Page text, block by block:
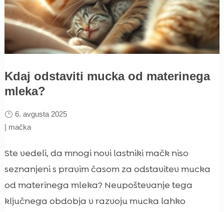
Kdaj odstaviti mucka od materinega
mleka?
6. avgusta 2025
| mačka
Ste vedeli, da mnogi novi lastniki mačk niso
seznanjeni s pravim časom za odstavitev mucka
od materinega mleka? Neupoštevanje tega
ključnega obdobja v razvoju mucka lahko